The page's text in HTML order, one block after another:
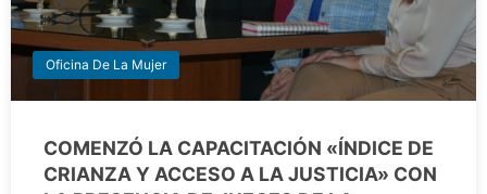
Oficina De La Mujer
COMENZÓ LA CAPACITACIÓN «ÍNDICE DE
CRIANZA Y ACCESO A LA JUSTICIA» CON